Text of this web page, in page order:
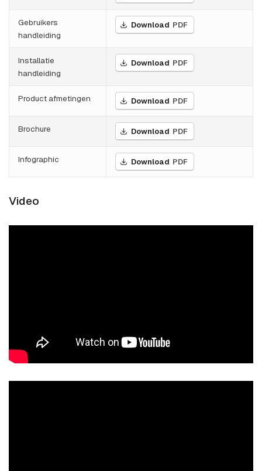
Gebruikers
handleiding
Download PDF
Installatie
handleiding
Download PDF
Product afmetingen Download PDF
Brochure Download PDF
Infographic Download PDF
Video